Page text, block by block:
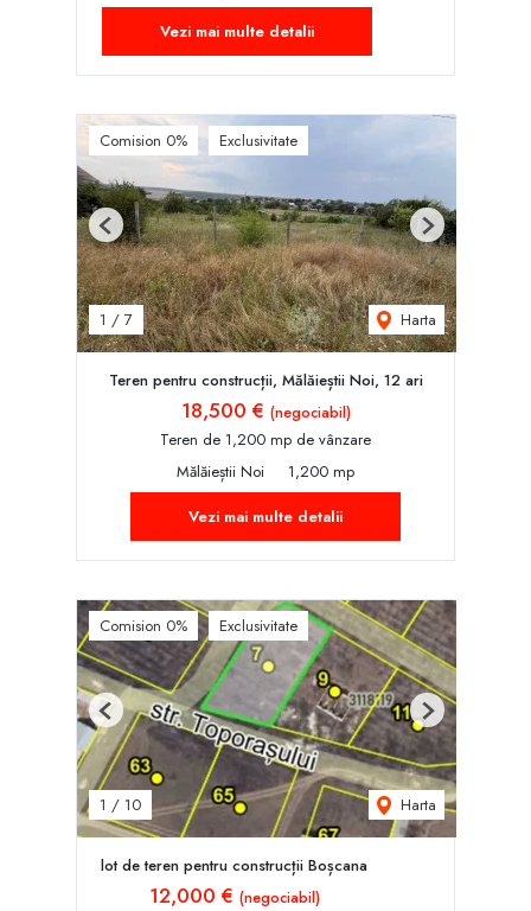
Vezi mai multe detalii
Comision 0% Exclusivitate
1 / 7 Harta
Previous Next
Teren pentru construcții, Mălăieștii Noi, 12 ari
18,500 € (negociabil)
Teren de 1,200 mp de vânzare
Mălăieștii Noi
1,200 mp
Vezi mai multe detalii
Comision 0% Exclusivitate
1 / 10 Harta
Previous Next
lot de teren pentru construcții Boșcana
12,000 € (negociabil)